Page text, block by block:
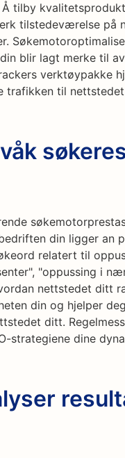
tilby
tilstedeværelse på
blir lagt merke til
verktøypakke
trafikken til
din ligger an
relatert til
"oppussing i
nettstedet ditt
din og hjelper
ditt.
strategiene dine